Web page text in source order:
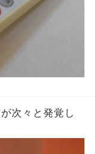
次々と発覚し